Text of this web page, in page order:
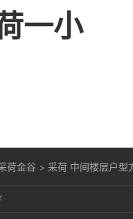
一小
荷金谷 > 采荷 中间楼层户型